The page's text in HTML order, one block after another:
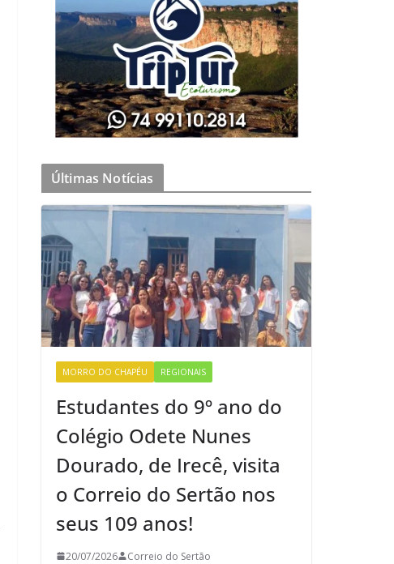
Últimas Notícias
MORRO DO CHAPÉU REGIONAIS
Estudantes do 9º ano do
Colégio Odete Nunes
Dourado, de Irecê, visita
o Correio do Sertão nos
seus 109 anos!
20/07/2026 Correio do Sertão